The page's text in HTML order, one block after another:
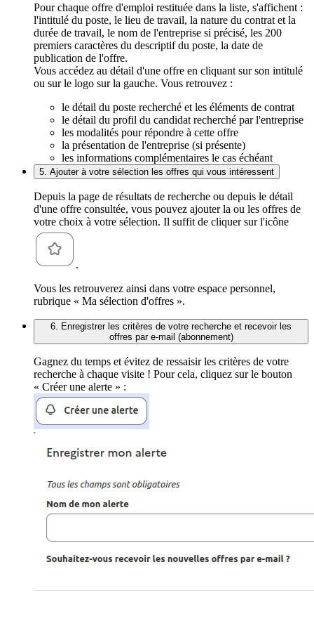
Pour chaque offre d'emploi restituée dans la liste, s'affichent :
l'intitulé du poste, le lieu de travail, la nature du contrat et la
durée de travail, le nom de l'entreprise si précisé, les 200
premiers caractères du descriptif du poste, la date de
publication de l'offre.
Vous accédez au détail d'une offre en cliquant sur son intitulé
ou sur le logo sur la gauche. Vous retrouvez :
le détail du poste recherché et les éléments de contrat
le détail du profil du candidat recherché par l'entreprise
les modalités pour répondre à cette offre
la présentation de l'entreprise (si présente)
les informations complémentaires le cas échéant
5. Ajouter à votre sélection les offres qui vous intéressent
Depuis la page de résultats de recherche ou depuis le détail
d'une offre consultée, vous pouvez ajouter la ou les offres de
votre choix à votre sélection. Il suffit de cliquer sur l'icône
.
Vous les retrouverez ainsi dans votre espace personnel,
rubrique « Ma sélection d'offres ».
6. Enregistrer les critères de votre recherche et recevoir les
offres par e-mail (abonnement)
Gagnez du temps et évitez de ressaisir les critères de votre
recherche à chaque visite ! Pour cela, cliquez sur le bouton
« Créer une alerte » :